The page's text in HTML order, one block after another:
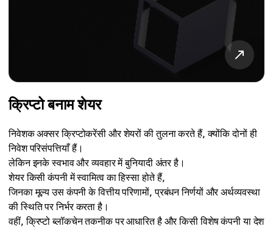
क्रिप्टो बनाम शेयर
निवेशक अक्सर क्रिप्टोकरेंसी और शेयरों की तुलना करते हैं, क्योंकि दोनों ही
निवेश परिसंपत्तियाँ हैं।
लेकिन इनके स्वभाव और व्यवहार में बुनियादी अंतर है।
शेयर किसी कंपनी में स्वामित्व का हिस्सा होते हैं,
जिनका मूल्य उस कंपनी के वित्तीय परिणामों, प्रबंधन निर्णयों और अर्थव्यवस्था
की स्थिति पर निर्भर करता है।
वहीं, क्रिप्टो ब्लॉकचेन तकनीक पर आधारित है और किसी विशेष कंपनी या देश